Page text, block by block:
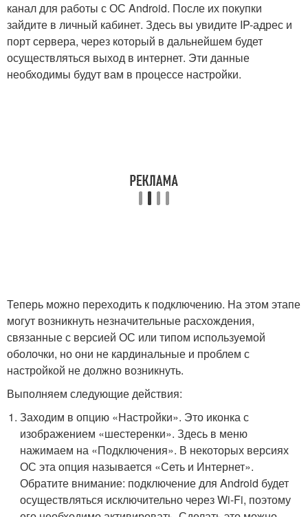
канал для работы с ОС Android. После их покупки
зайдите в личный кабинет. Здесь вы увидите IP-адрес и
порт сервера, через который в дальнейшем будет
осуществляться выход в интернет. Эти данные
необходимы будут вам в процессе настройки.
Теперь можно переходить к подключению. На этом этапе
могут возникнуть незначительные расхождения,
связанные с версией ОС или типом используемой
оболочки, но они не кардинальные и проблем с
настройкой не должно возникнуть.
Выполняем следующие действия:
Заходим в опцию «Настройки». Это иконка с
изображением «шестеренки». Здесь в меню
нажимаем на «Подключения». В некоторых версиях
ОС эта опция называется «Сеть и Интернет».
Обратите внимание: подключение для Android будет
осуществляться исключительно через Wi-Fi, поэтому